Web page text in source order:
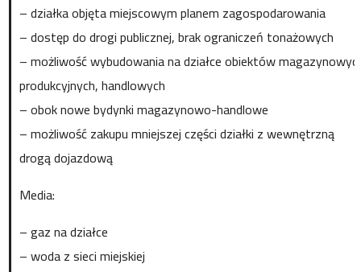
– działka objęta miejscowym planem zagospodarowania
– dostęp do drogi publicznej, brak ograniczeń tonażowych
– możliwość wybudowania na działce obiektów
produkcyjnych, handlowych
– obok nowe bydynki magazynowo-handlowe
– możliwość zakupu mniejszej części działki z wewnętrzną
drogą dojazdową
Media:
– gaz na działce
– woda z sieci miejskiej